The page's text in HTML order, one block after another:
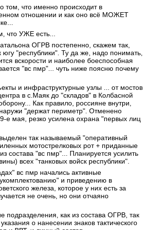
том, что именно происходит в
отношении и как оно всё МОЖЕТ
что УЖЕ есть...
ОГРВ постепенно, скажем так,
югу "республики". Ту да же, надо понимать,
вскорости и наиболее боеспособная
"вс пмр"... чуть ниже поясню почему
и инфраструктурные узлы ... от мостов
в с.Маяк до "складов" в Колбасной
Как правило, россияне внутри,
"держат периметр". Отменено
е мая, резко усилена охрана "первых лиц
так называемый "оперативный
мотострелковых рот + приданные
состава "вс пмр"... Планируется усилить
всех "танковых войск республики".
вс пмр начались активные
и приведению в
железа, которое у них есть за
не очень, но они отчаяно
подразделения, как из состава ОГРВ, так
о нанесении знаков тактического